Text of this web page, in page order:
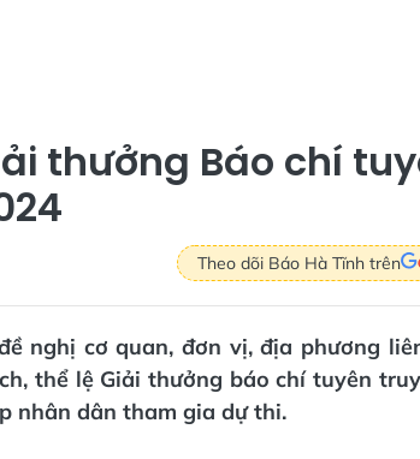
thưởng Báo chí
Theo dõi Báo Hà Tĩnh trên
nghị cơ quan, đơn vị, địa phương
thể lệ Giải thưởng báo chí tuyên
nhân dân tham gia dự thi.